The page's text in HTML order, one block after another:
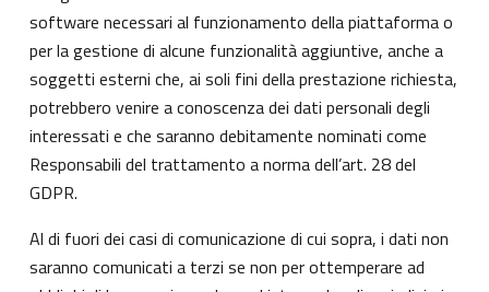
software necessari al funzionamento della piattaforma o
per la gestione di alcune funzionalità aggiuntive, anche a
soggetti esterni che, ai soli fini della prestazione richiesta,
potrebbero venire a conoscenza dei dati personali degli
interessati e che saranno debitamente nominati come
Responsabili del trattamento a norma dell’art. 28 del
GDPR.
Al di fuori dei casi di comunicazione di cui sopra, i dati non
saranno comunicati a terzi se non per ottemperare ad